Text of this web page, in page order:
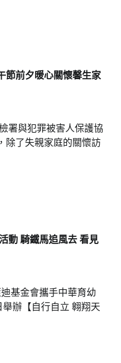
節前夕暖心關懷馨生家
署與犯罪被害人保護協
除了失親家庭的關懷訪
動 騎鐵馬追風去 看見
基金會攜手中華育幼
辦【自行自立 翱翔天